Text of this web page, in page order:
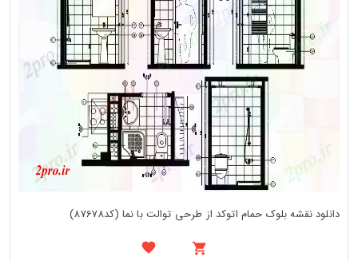
دانلود نقشه بلوک حمام اتوکد از طرحی توالت با نما (کد87678)